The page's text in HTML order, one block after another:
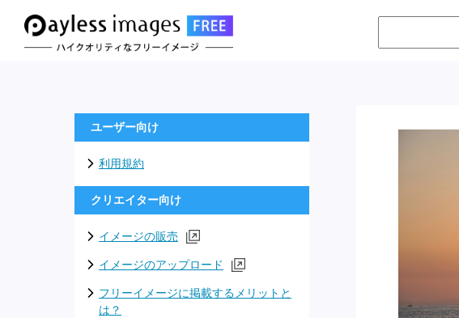
ユーザー向け
利用規約
クリエイター向け
イメージの販売
イメージのアップロード
フリーイメージに掲載するメリットと
は？